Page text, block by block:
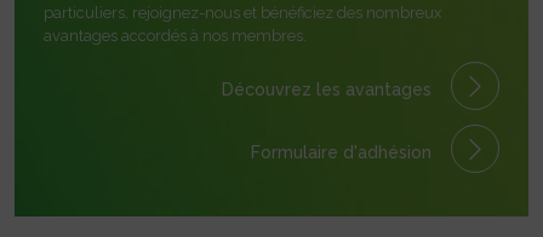
particuliers, rejoignez-nous et bénéficiez des nombreux
avantages accordés à nos membres.
Découvrez les avantages
Formulaire d'adhésion